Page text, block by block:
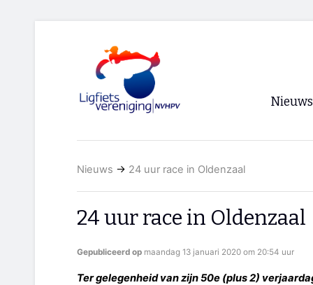
Nieuws
RSS
Nieuws → 24 uur race in Oldenzaal
24 uur race in Oldenzaal
Gepubliceerd op maandag 13 januari 2020 om 20:54 uur
Ter gelegenheid van zijn 50e (plus 2)